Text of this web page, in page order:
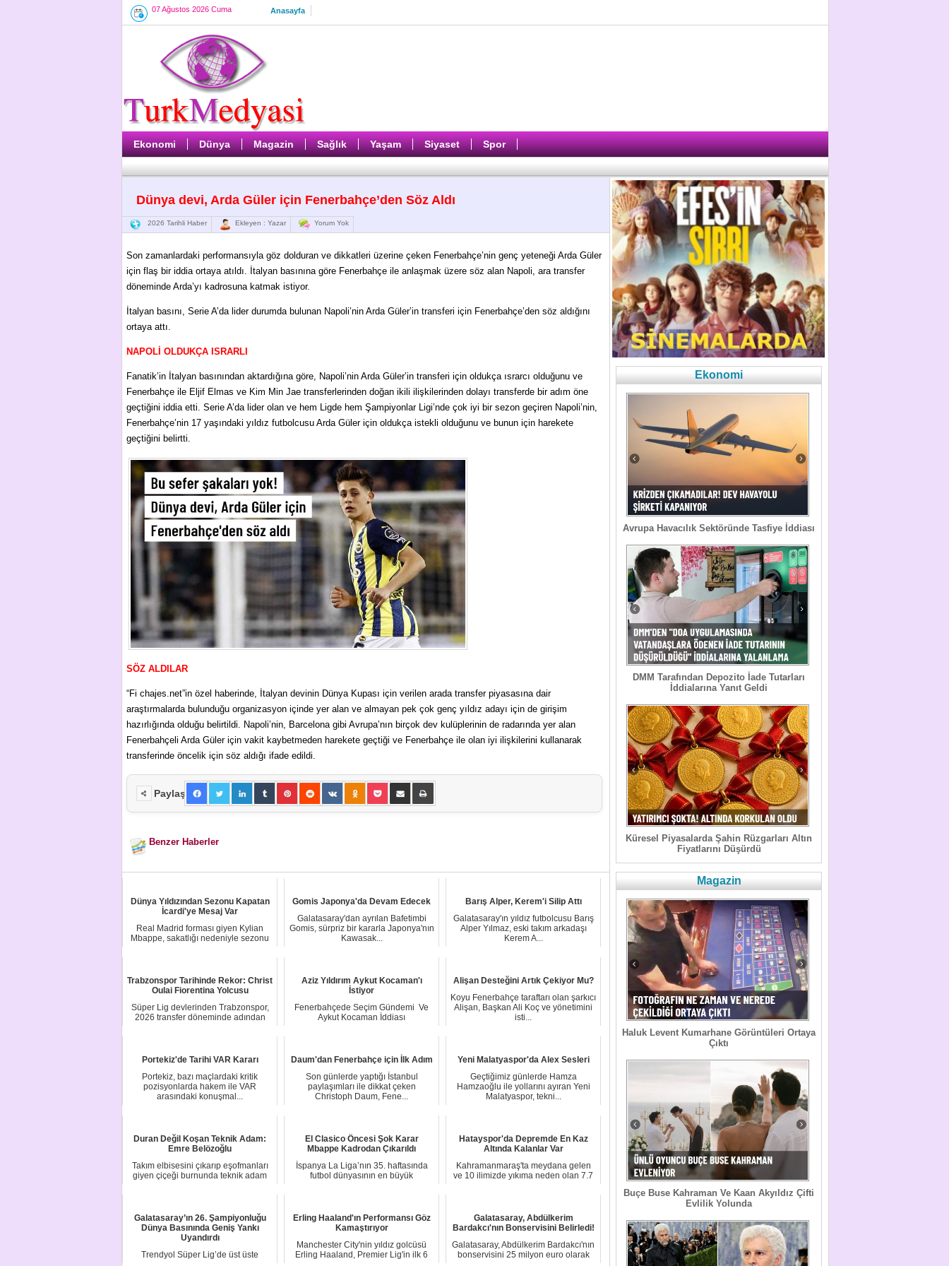
07 Ağustos 2026 Cuma Anasayfa
Ekonomi Dünya Magazin Sağlık Yaşam Siyaset Spor
Dünya devi, Arda Güler için Fenerbahçe’den Söz Aldı
2026 Tarihli Haber Ekleyen : Yazar Yorum Yok
Son zamanlardaki performansıyla göz dolduran ve dikkatleri üzerine çeken Fenerbahçe’nin genç yeteneği Arda Güler
için flaş bir iddia ortaya atıldı. İtalyan basınına göre Fenerbahçe ile anlaşmak üzere söz alan Napoli, ara transfer
döneminde Arda’yı kadrosuna katmak istiyor.
İtalyan basını, Serie A’da lider durumda bulunan Napoli’nin Arda Güler’in transferi için Fenerbahçe’den söz aldığını
ortaya attı.
NAPOLİ OLDUKÇA ISRARLI
Fanatik’in İtalyan basınından aktardığına göre, Napoli’nin Arda Güler’in transferi için oldukça ısrarcı olduğunu ve
Fenerbahçe ile Eljif Elmas ve Kim Min Jae transferlerinden doğan ikili ilişkilerinden dolayı transferde bir adım öne
geçtiğini iddia etti. Serie A’da lider olan ve hem Ligde hem Şampiyonlar Ligi’nde çok iyi bir sezon geçiren Napoli’nin,
Fenerbahçe’nin 17 yaşındaki yıldız futbolcusu Arda Güler için oldukça istekli olduğunu ve bunun için harekete
geçtiğini belirtti.
SÖZ ALDILAR
“Fi chajes.net”in özel haberinde, İtalyan devinin Dünya Kupası için verilen arada transfer piyasasına dair
araştırmalarda bulunduğu organizasyon içinde yer alan ve almayan pek çok genç yıldız adayı için de girişim
hazırlığında olduğu belirtildi. Napoli’nin, Barcelona gibi Avrupa’nın birçok dev kulüplerinin de radarında yer alan
Fenerbahçeli Arda Güler için vakit kaybetmeden harekete geçtiği ve Fenerbahçe ile olan iyi ilişkilerini kullanarak
transferinde öncelik için söz aldığı ifade edildi.
Paylaş
Benzer Haberler
Dünya Yıldızından Sezonu Kapatan
İcardi'ye Mesaj Var
Real Madrid forması giyen Kylian
Mbappe, sakatlığı nedeniyle sezonu
Gomis Japonya'da Devam Edecek
Galatasaray'dan ayrılan Bafetimbi
Gomis, sürpriz bir kararla Japonya'nın
Kawasak...
Barış Alper, Kerem'i Silip Attı
Galatasaray'ın yıldız futbolcusu Barış
Alper Yılmaz, eski takım arkadaşı
Kerem A...
Trabzonspor Tarihinde Rekor: Christ
Oulai Fiorentina Yolcusu
Süper Lig devlerinden Trabzonspor,
2026 transfer döneminde adından
Aziz Yıldırım Aykut Kocaman'ı
İstiyor
Fenerbahçede Seçim Gündemi Ve
Aykut Kocaman İddiası
Alişan Desteğini Artık Çekiyor Mu?
Koyu Fenerbahçe taraftarı olan şarkıcı
Alişan, Başkan Ali Koç ve yönetimini
isti...
Portekiz'de Tarihi VAR Kararı
Portekiz, bazı maçlardaki kritik
pozisyonlarda hakem ile VAR
arasındaki konuşmal...
Daum'dan Fenerbahçe için İlk Adım
Son günlerde yaptığı İstanbul
paylaşımları ile dikkat çeken
Christoph Daum, Fene...
Yeni Malatyaspor'da Alex Sesleri
Geçtiğimiz günlerde Hamza
Hamzaoğlu ile yollarını ayıran Yeni
Malatyaspor, tekni...
Duran Değil Koşan Teknik Adam:
Emre Belözoğlu
Takım elbisesini çıkarıp eşofmanları
giyen çiçeği burnunda teknik adam
El Clasico Öncesi Şok Karar
Mbappe Kadrodan Çıkarıldı
İspanya La Liga’nın 35. haftasında
futbol dünyasının en büyük
Hatayspor'da Depremde En Kaz
Altında Kalanlar Var
Kahramanmaraş'ta meydana gelen
ve 10 ilimizde yıkıma neden olan 7.7
Galatasaray’ın 26. Şampiyonluğu
Dünya Basınında Geniş Yankı
Uyandırdı
Trendyol Süper Lig’de üst üste
Erling Haaland'ın Performansı Göz
Kamaştırıyor
Manchester City'nin yıldız golcüsü
Erling Haaland, Premier Lig'in ilk 6
Galatasaray, Abdülkerim
Bardakcı'nın Bonservisini Belirledi!
Galatasaray, Abdülkerim Bardakcı'nın
bonservisini 25 milyon euro olarak
Ekonomi
Avrupa Havacılık Sektöründe Tasfiye İddiası
DMM Tarafından Depozito İade Tutarları
İddialarına Yanıt Geldi
Küresel Piyasalarda Şahin Rüzgarları Altın
Fiyatlarını Düşürdü
Magazin
Haluk Levent Kumarhane Görüntüleri Ortaya
Çıktı
Buçe Buse Kahraman Ve Kaan Akyıldız Çifti
Evlilik Yolunda